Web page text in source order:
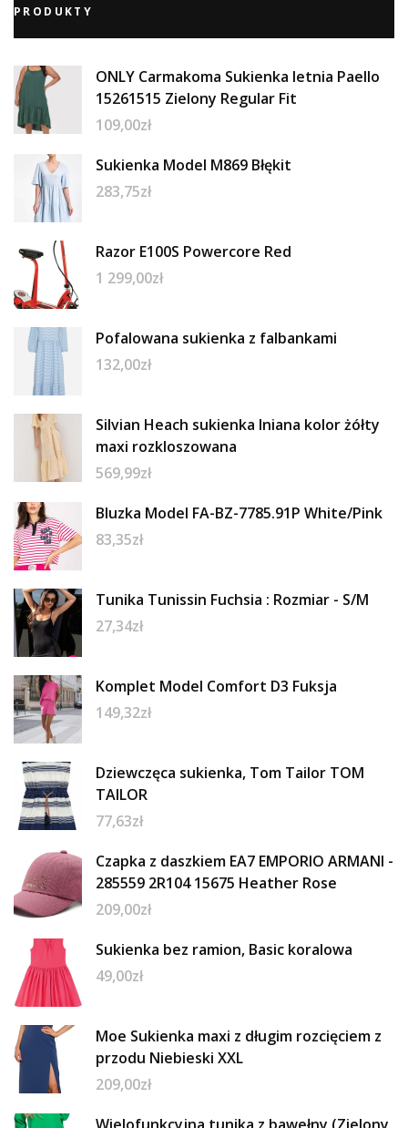
PRODUKTY
ONLY Carmakoma Sukienka letnia Paello
15261515 Zielony Regular Fit
109,00zł
Sukienka Model M869 Błękit
283,75zł
Razor E100S Powercore Red
1 299,00zł
Pofalowana sukienka z falbankami
132,00zł
Silvian Heach sukienka lniana kolor żółty
maxi rozkloszowana
569,99zł
Bluzka Model FA-BZ-7785.91P White/Pink
83,35zł
Tunika Tunissin Fuchsia : Rozmiar - S/M
27,34zł
Komplet Model Comfort D3 Fuksja
149,32zł
Dziewczęca sukienka, Tom Tailor TOM
TAILOR
77,63zł
Czapka z daszkiem EA7 EMPORIO ARMANI -
285559 2R104 15675 Heather Rose
209,00zł
Sukienka bez ramion, Basic koralowa
49,00zł
Moe Sukienka maxi z długim rozcięciem z
przodu Niebieski XXL
209,00zł